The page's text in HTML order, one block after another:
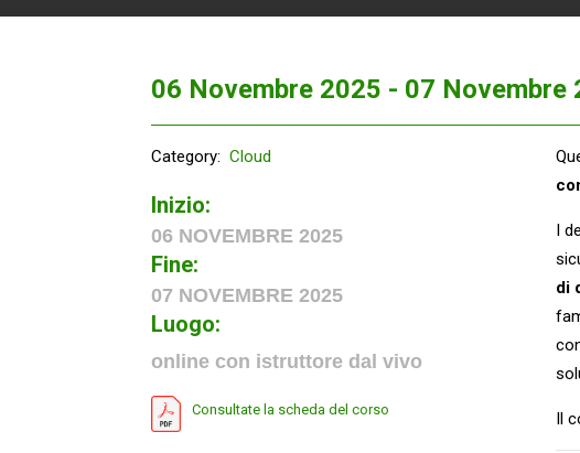
06 Novembre 2025 - 07 Novembre
Category: Cloud
Inizio:
06 NOVEMBRE 2025
Fine:
07 NOVEMBRE 2025
Luogo:
online con istruttore dal vivo
Consultate la scheda del corso
I
di
Il